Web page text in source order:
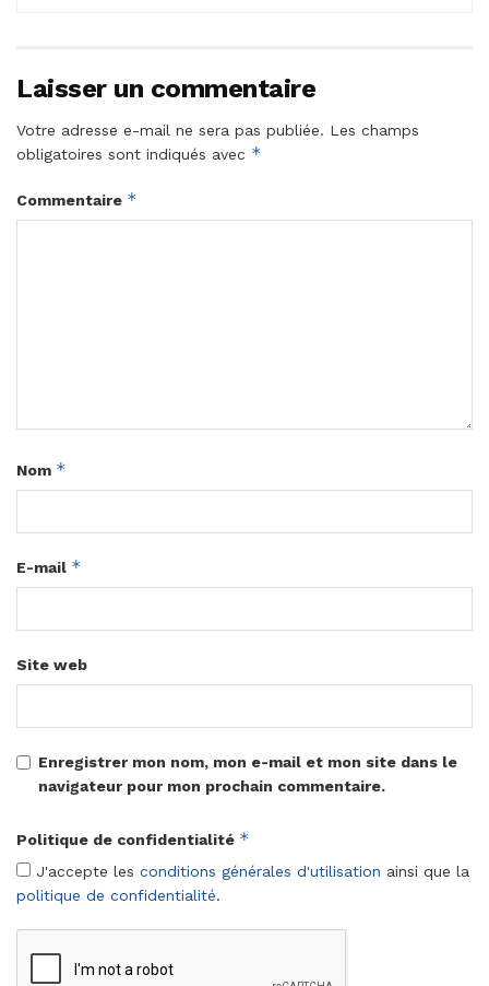
Laisser un commentaire
Votre adresse e-mail ne sera pas publiée. Les champs
obligatoires sont indiqués avec *
Commentaire *
Nom *
E-mail *
Site web
Enregistrer mon nom, mon e-mail et mon site dans le
navigateur pour mon prochain commentaire.
Politique de confidentialité *
J'accepte les conditions générales d'utilisation ainsi que la
politique de confidentialité.